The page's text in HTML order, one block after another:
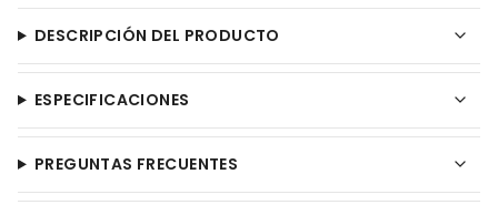
DESCRIPCIÓN DEL PRODUCTO
ESPECIFICACIONES
PREGUNTAS FRECUENTES